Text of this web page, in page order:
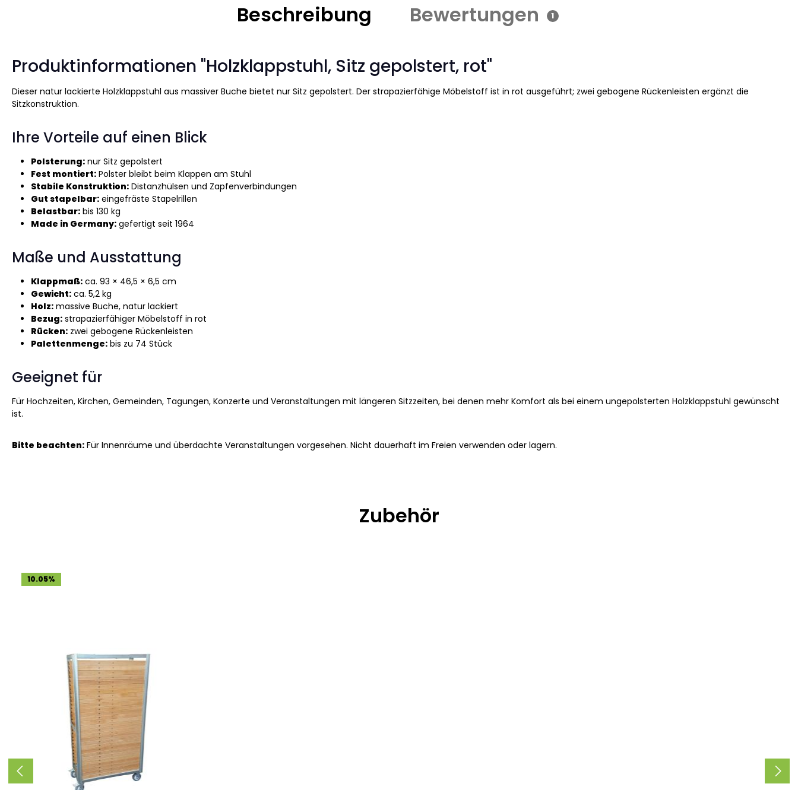
Beschreibung Bewertungen 1
Produktinformationen "Holzklappstuhl, Sitz gepolstert, rot"
Dieser natur lackierte Holzklappstuhl aus massiver Buche bietet nur Sitz gepolstert. Der strapazierfähige Möbelstoff ist in rot ausgeführt; zwei gebogene Rückenleisten ergänzt die
Sitzkonstruktion.
Ihre Vorteile auf einen Blick
Polsterung: nur Sitz gepolstert
Fest montiert: Polster bleibt beim Klappen am Stuhl
Stabile Konstruktion: Distanzhülsen und Zapfenverbindungen
Gut stapelbar: eingefräste Stapelrillen
Belastbar: bis 130 kg
Made in Germany: gefertigt seit 1964
Maße und Ausstattung
Klappmaß: ca. 93 × 46,5 × 6,5 cm
Gewicht: ca. 5,2 kg
Holz: massive Buche, natur lackiert
Bezug: strapazierfähiger Möbelstoff in rot
Rücken: zwei gebogene Rückenleisten
Palettenmenge: bis zu 74 Stück
Geeignet für
Für Hochzeiten, Kirchen, Gemeinden, Tagungen, Konzerte und Veranstaltungen mit längeren Sitzzeiten, bei denen mehr Komfort als bei einem ungepolsterten Holzklappstuhl gewünscht
ist.
Bitte beachten: Für Innenräume und überdachte Veranstaltungen vorgesehen. Nicht dauerhaft im Freien verwenden oder lagern.
Zubehör
10.05%